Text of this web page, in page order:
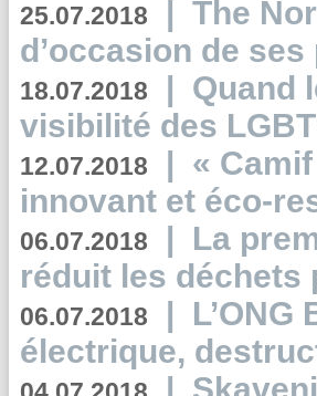
25.07.2018 | The
d’occasion de
18.07.2018 | Quand
visibilité des
12.07.2018 | «
innovant et éco-
06.07.2018 | La
réduit les déchets
06.07.2018 |
électrique,